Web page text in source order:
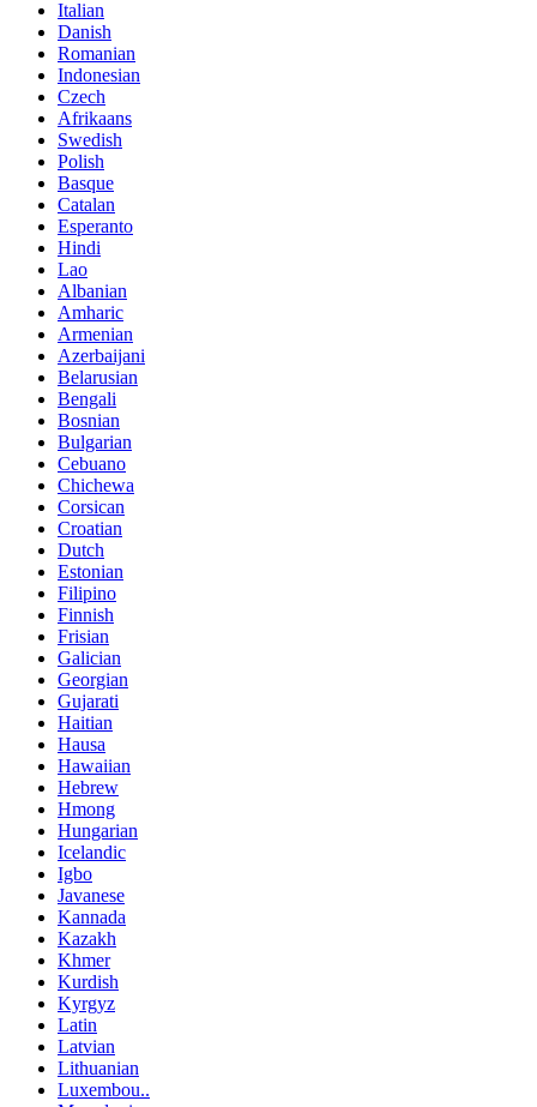
Italian
Danish
Romanian
Indonesian
Czech
Afrikaans
Swedish
Polish
Basque
Catalan
Esperanto
Hindi
Lao
Albanian
Amharic
Armenian
Azerbaijani
Belarusian
Bengali
Bosnian
Bulgarian
Cebuano
Chichewa
Corsican
Croatian
Dutch
Estonian
Filipino
Finnish
Frisian
Galician
Georgian
Gujarati
Haitian
Hausa
Hawaiian
Hebrew
Hmong
Hungarian
Icelandic
Igbo
Javanese
Kannada
Kazakh
Khmer
Kurdish
Kyrgyz
Latin
Latvian
Lithuanian
Luxembou..